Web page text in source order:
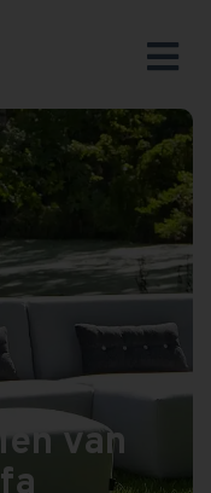
van